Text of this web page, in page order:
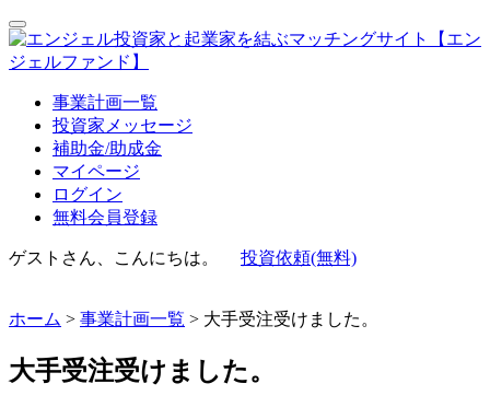
事業計画一覧
投資家メッセージ
補助金/助成金
マイページ
ログイン
無料会員登録
ゲストさん、こんにちは。 投資依頼(無料)
ホーム > 事業計画一覧 > 大手受注受けました。
大手受注受けました。